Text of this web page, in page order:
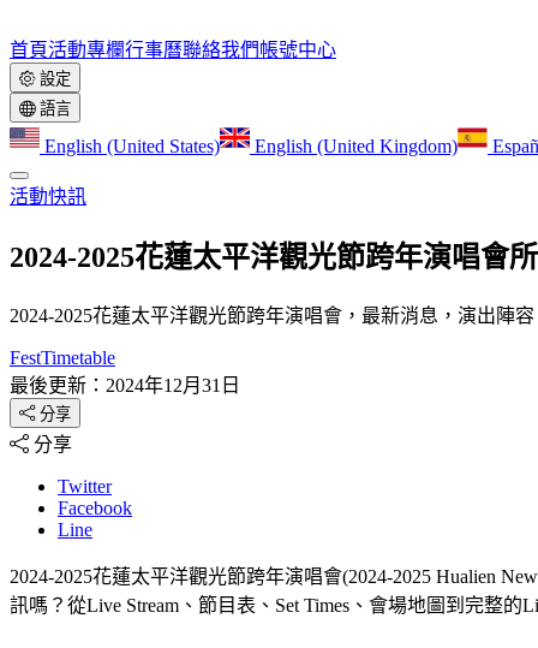
首頁活動專欄行事曆聯絡我們帳號中心
設定
語言
English (United States) English (United Kingdom)
活動快訊
2024-2025花蓮太平洋觀光節跨年演唱會
2024-2025花蓮太平洋觀光節跨年演唱會，最新消息，演出陣
FestTimetable
最後更新：2024年12月31日
分享
分享
Twitter
Facebook
Line
2024-2025花蓮太平洋觀光節跨年演唱會(2024-2025 Hualien
訊嗎？從Live Stream、節目表、Set Times、會場地圖到完整的